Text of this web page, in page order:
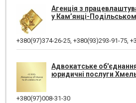
Агенція з
у Кам’янці-
+380(97)374-26-25, +380(93)293-91-75,
Адвокатське
юридичні послуги
+380(97)008-31-30